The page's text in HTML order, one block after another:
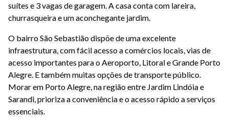
suítes e 3 vagas de garagem. A casa conta com lareira,
churrasqueira e um aconchegante jardim.
O bairro São Sebastião dispõe de uma excelente
infraestrutura, com fácil acesso a comércios locais, vias de
acesso importantes para o Aeroporto, Litoral e Grande Porto
Alegre. E também muitas opções de transporte público.
Morar em Porto Alegre, na região entre Jardim Lindóia e
Sarandi, prioriza a conveniência e o acesso rápido a serviços
essenciais.